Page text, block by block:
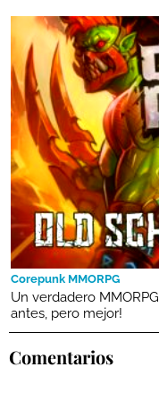
Corepunk MMORPG
Un verdadero
antes, pero mejor!
Comentarios